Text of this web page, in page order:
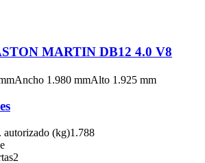
MARTIN DB12 4.0 V8
Ancho 1.980 mmAlto 1.925 mm
autorizado (kg)1.788
2